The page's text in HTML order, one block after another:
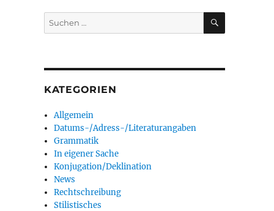
Suchen
nach:
SUCHEN
KATEGORIEN
Allgemein
Datums-/Adress-/Literaturangaben
Grammatik
In eigener Sache
Konjugation/Deklination
News
Rechtschreibung
Stilistisches